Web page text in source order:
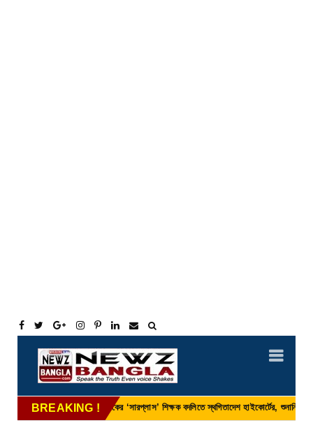
BREAKING !
: প্রাথমিকের ‘সারপ্লাস’ শিক্ষক বদলিতে স্থগিতাদেশ হাইকোর্টের, শুনানির মুখে ধাক্কা নতুন